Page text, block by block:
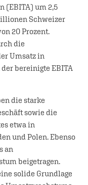
(EBITA) um 2,5
Schweizer
20 Prozent.
die
Umsatz in
bereinigte EBITA
die starke
sowie die
etwa in
und Polen. Ebenso
an
beigetragen.
solide Grundlage